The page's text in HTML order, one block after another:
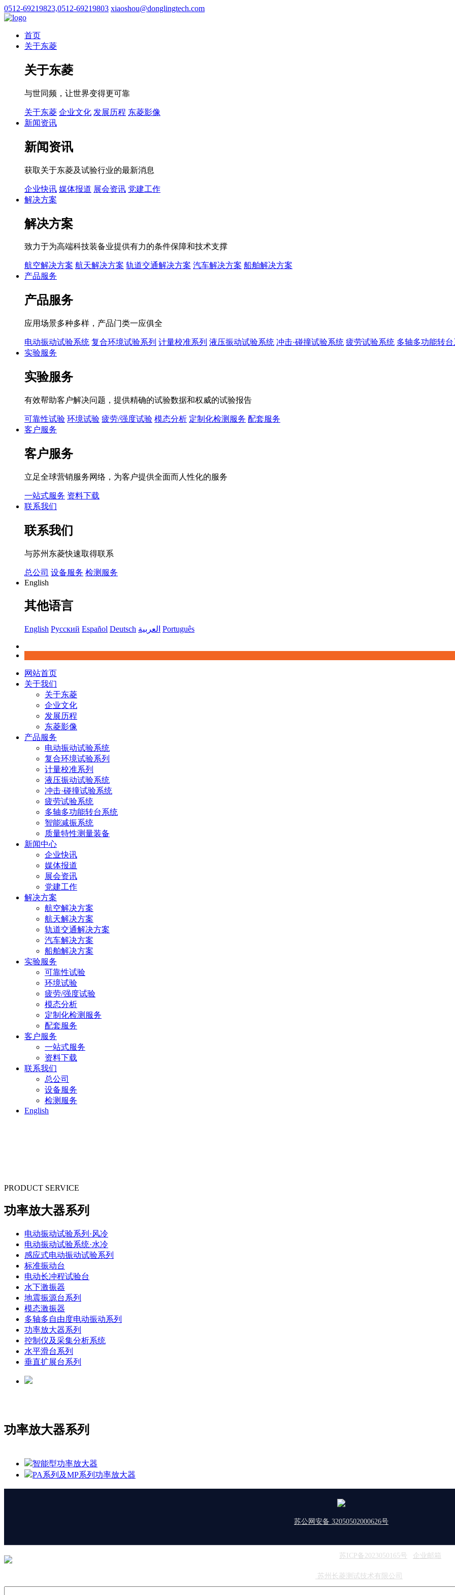
0512-69219823,0512-69219803 xiaoshou@donglingtech.com
首页
关于东菱
关于东菱
与世同频，让世界变得更可靠
关于东菱 企业文化 发展历程 东菱影像
新闻资讯
新闻资讯
获取关于东菱及试验行业的最新消息
企业快讯 媒体报道 展会资讯 党建工作
解决方案
解决方案
致力于为高端科技装备业提供有力的条件保障和技术支撑
航空解决方案 航天解决方案 轨道交通解决方案 汽车解决方案 船舶解决方案
产品服务
产品服务
应用场景多种多样，产品门类一应俱全
电动振动试验系统 复合环境试验系列 计量校准系列 液压振动试验系统 冲击·碰撞试验系统 疲劳试验系统 多轴多功能转
实验服务
实验服务
有效帮助客户解决问题，提供精确的试验数据和权威的试验报告
可靠性试验 环境试验 疲劳/强度试验 模态分析 定制化检测服务 配套服务
客户服务
客户服务
立足全球营销服务网络，为客户提供全面而人性化的服务
一站式服务 资料下载
联系我们
联系我们
与苏州东菱快速取得联系
总公司 设备服务 检测服务
English
其他语言
English Русский Español Deutsch العربية Português
网站首页
关于我们
关于东菱
企业文化
发展历程
东菱影像
产品服务
电动振动试验系统
复合环境试验系列
计量校准系列
液压振动试验系统
冲击·碰撞试验系统
疲劳试验系统
多轴多功能转台系统
智能减振系统
质量特性测量装备
新闻中心
企业快讯
媒体报道
展会资讯
党建工作
解决方案
航空解决方案
航天解决方案
轨道交通解决方案
汽车解决方案
船舶解决方案
实验服务
可靠性试验
环境试验
疲劳/强度试验
模态分析
定制化检测服务
配套服务
客户服务
一站式服务
资料下载
联系我们
总公司
设备服务
检测服务
English
PRODUCT SERVICE
功率放大器系列
电动振动试验系列·风冷
电动振动试验系统·水冷
感应式电动振动试验系列
标准振动台
电动长冲程试验台
水下激振器
地震振源台系列
模态激振器
多轴多自由度电动振动系列
功率放大器系列
控制仪及采集分析系统
水平滑台系列
垂直扩展台系列
功率放大器系列
智能型功率放大器
PA系列及MP系列功率放大器
苏公网安备 32050502000626号
苏ICP备2023050165号 企业邮箱
苏州长菱测试技术有限公司